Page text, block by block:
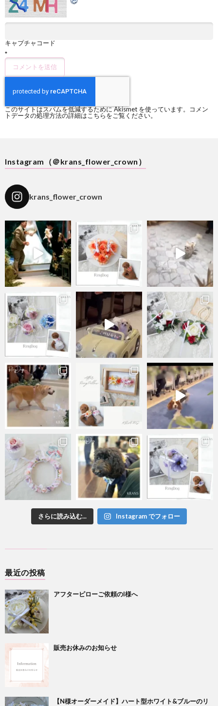
キャプチャコード
*
このサイトはスパムを低減するために Akismet を使っています。
コメン
トデータの処理方法の詳細はこちらをご覧ください。
Instagram（＠krans_flower_crown）
krans_flower_crown
さらに読み込む... Instagram でフォロー
最近の投稿
アフターピローご依頼のI様へ
販売お休みのお知らせ
【N様オーダーメイド】ハート型ホワイト&ブルーのリ